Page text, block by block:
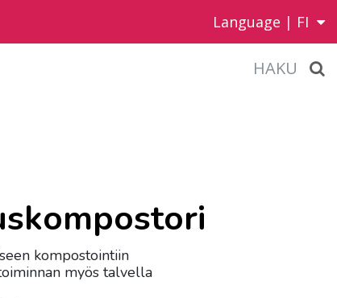
Language | FI
HAKU
kompostointiin
myös talvella